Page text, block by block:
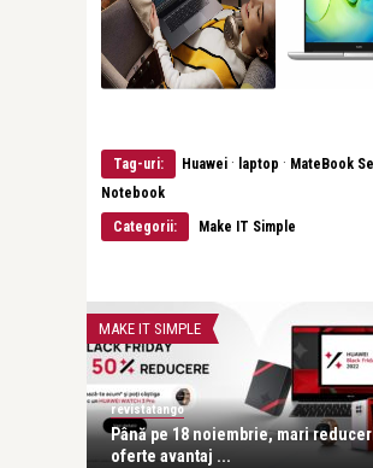
Tag-uri: Huawei · laptop · MateBook
Notebook
Categorii:
Make IT Simple
MAKE IT SIMPLE
revistatango
Până pe 18 noiembrie, mari
oferte avantaj ...